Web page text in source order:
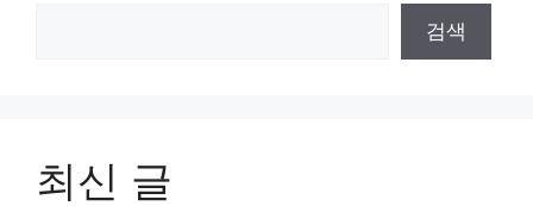
검색
최신 글